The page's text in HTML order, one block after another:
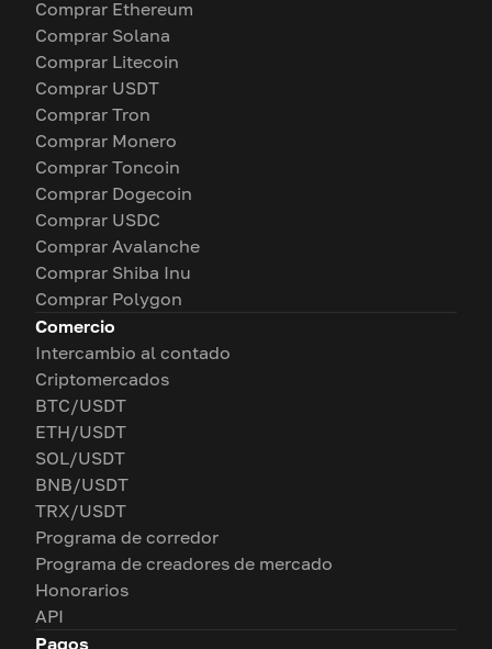
Comprar Ethereum
Comprar Solana
Comprar Litecoin
Comprar USDT
Comprar Tron
Comprar Monero
Comprar Toncoin
Comprar Dogecoin
Comprar USDC
Comprar Avalanche
Comprar Shiba Inu
Comprar Polygon
Comercio
Intercambio al contado
Criptomercados
BTC/USDT
ETH/USDT
SOL/USDT
BNB/USDT
TRX/USDT
Programa de corredor
Programa de creadores de mercado
Honorarios
API
Pagos